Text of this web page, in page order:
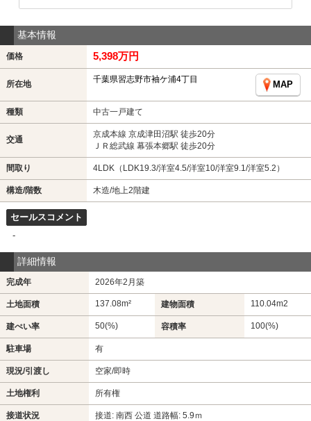
基本情報
価格 5,398万円
所在地 千葉県習志野市袖ケ浦4丁目
MAP
種類 中古一戸建て
交通
京成本線 京成津田沼駅 徒歩20分
ＪＲ総武線 幕張本郷駅 徒歩20分
間取り 4LDK（LDK19.3/洋室4.5/洋室10/洋室9.1/洋室5.2）
構造/階数 木造/地上2階建
セールスコメント
-
詳細情報
完成年 2026年2月築
土地面積 137.08m² 建物面積 110.04m2
建ぺい率 50(%) 容積率 100(%)
駐車場 有
現況/引渡し 空家/即時
土地権利 所有権
接道状況 接道: 南西 公道 道路幅: 5.9ｍ